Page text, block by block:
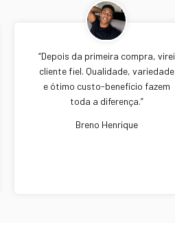
“Depois da primeira compra, virei
cliente fiel. Qualidade, variedade
e ótimo custo-benefício fazem
toda a diferença.”
Breno Henrique